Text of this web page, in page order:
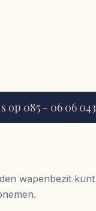
085 - 06 06 043